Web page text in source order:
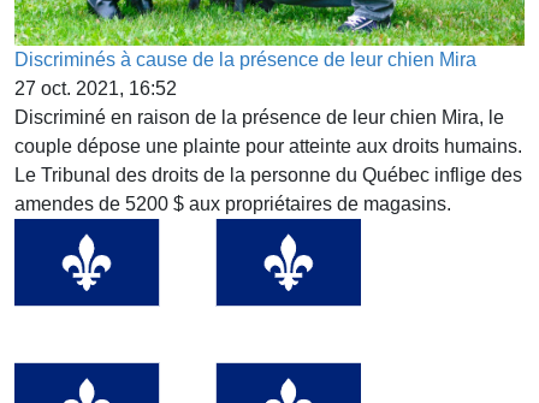
Discriminés à cause de la présence de leur chien Mira
27 oct. 2021, 16:52
Discriminé en raison de la présence de leur chien Mira, le
couple dépose une plainte pour atteinte aux droits humains.
Le Tribunal des droits de la personne du Québec inflige des
amendes de 5200 $ aux propriétaires de magasins.